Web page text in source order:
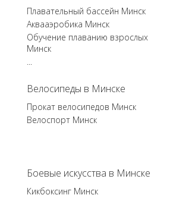
Плавательный бассейн Минск
Аквааэробика Минск
Обучение плаванию взрослых
Минск
...
Велосипеды в Минске
Прокат велосипедов Минск
Велоспорт Минск
Боевые искусства в Минске
Кикбоксинг Минск